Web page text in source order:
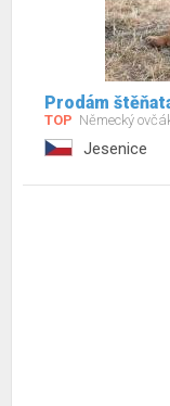
Prodám
TOP Německý
Jesenice